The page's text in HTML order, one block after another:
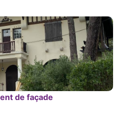
de façade